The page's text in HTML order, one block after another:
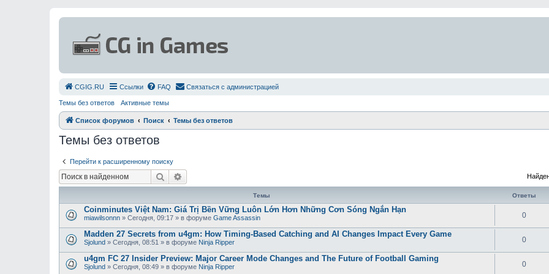
СGIG.RU Ссылки FAQ Связаться с администрацией
Темы без ответов Активные темы
Список форумов Поиск Темы без ответов
Темы без ответов
Перейти к расширенному поиску
Поиск
Темы Ответы
Coinminutes Việt Nam: Giá Trị Bền Vững Luôn Lớn Hơn Những Cơn Sóng Ngắn Hạn
miawilsonnn » Сегодня, 09:17 » в форуме Game Assassin 0
Madden 27 Secrets from u4gm: How Timing-Based Catching and AI Changes Impact Every Game
Sjolund » Сегодня, 08:51 » в форуме Ninja Ripper 0
u4gm FC 27 Insider Preview: Major Career Mode Changes and The Future of Football Gaming
Sjolund » Сегодня, 08:49 » в форуме Ninja Ripper 0